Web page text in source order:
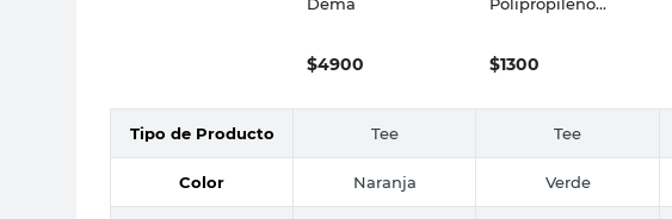
$4900 $1300
Tipo de Producto Tee Tee
Color Naranja Verde